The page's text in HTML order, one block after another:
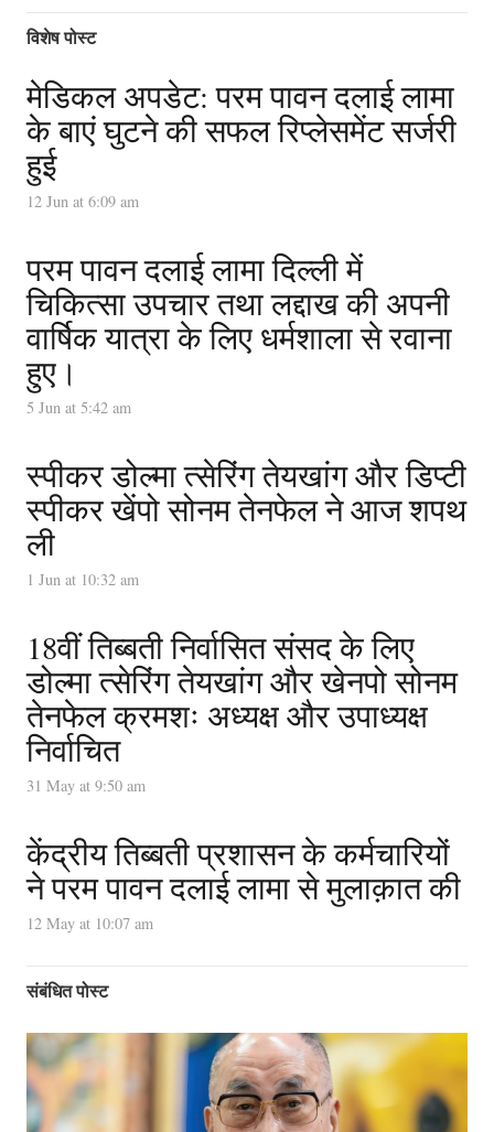
विशेष पोस्ट
मेडिकल अपडेट: परम पावन दलाई लामा
के बाएं घुटने की सफल रिप्लेसमेंट सर्जरी
हुई
12 Jun at 6:09 am
परम पावन दलाई लामा दिल्ली में
चिकित्सा उपचार तथा लद्दाख की अपनी
वार्षिक यात्रा के लिए धर्मशाला से रवाना
हुए।
5 Jun at 5:42 am
स्पीकर डोल्मा त्सेरिंग तेयखांग और डिप्टी
स्पीकर खेंपो सोनम तेनफेल ने आज शपथ
ली
1 Jun at 10:32 am
18वीं तिब्बती निर्वासित संसद के लिए
डोल्मा त्सेरिंग तेयखांग और खेनपो सोनम
तेनफेल क्रमशः अध्यक्ष और उपाध्यक्ष
निर्वाचित
31 May at 9:50 am
केंद्रीय तिब्बती प्रशासन के कर्मचारियों
ने परम पावन दलाई लामा से मुलाक़ात की
12 May at 10:07 am
संबंधित पोस्ट